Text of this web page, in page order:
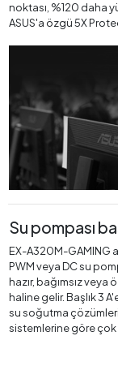
noktası, %120 daha
ASUS'a özgü 5X
Su pompası
EX-A320M-GAMING
PWM veya DC su
hazır, bağımsız
haline gelir. Başlık 3
su soğutma
sistemlerine göre çok